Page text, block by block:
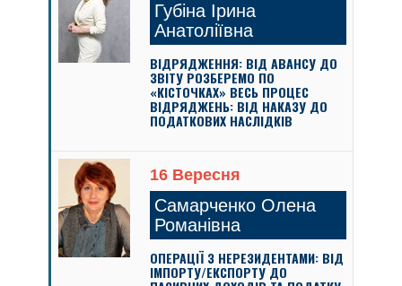
Губіна Ірина
Анатоліївна
ВІДРЯДЖЕННЯ: ВІД АВАНСУ ДО
ЗВІТУ РОЗБЕРЕМО ПО
«КІСТОЧКАХ» ВЕСЬ ПРОЦЕС
ВІДРЯДЖЕНЬ: ВІД НАКАЗУ ДО
ПОДАТКОВИХ НАСЛІДКІВ
16 Вересня
Самарченко Олена
Романівна
ОПЕРАЦІЇ З НЕРЕЗИДЕНТАМИ: ВІД
ІМПОРТУ/ЕКСПОРТУ ДО